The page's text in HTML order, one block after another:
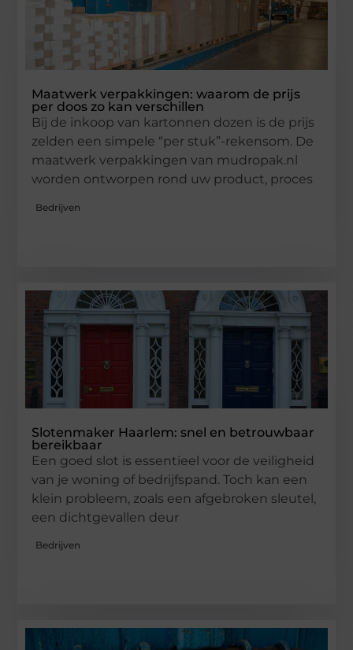
Maatwerk verpakkingen: waarom de prijs
per doos zo kan verschillen
Bij de inkoop van kartonnen dozen is de prijs
zelden een simpele “per stuk”-rekensom. De
maatwerk verpakkingen van mudropak.nl
worden ontworpen rond uw product, proces
Bedrijven
Slotenmaker Haarlem: snel en betrouwbaar
bereikbaar
Een goed slot is essentieel voor de veiligheid
van je woning of bedrijfspand. Toch kan een
klein probleem, zoals een afgebroken sleutel,
een dichtgevallen deur
Bedrijven